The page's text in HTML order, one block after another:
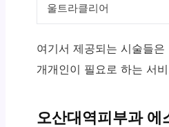
울트라클리어
여기서 제공되는 시술들
개개인이 필요로 하는 서
오산대역피부과 에